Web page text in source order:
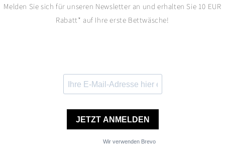
Melden Sie sich für unseren Newsletter an und erhalten Sie 10 EUR
Rabatt* auf Ihre erste Bettwäsche!